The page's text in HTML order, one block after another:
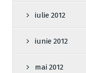
iulie 2012
iunie 2012
mai 2012